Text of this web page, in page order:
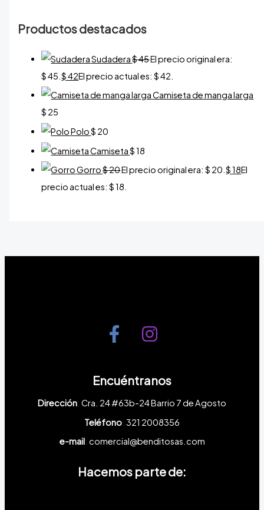
Productos destacados
Sudadera$45El precio original era:
$ 45.$42El precio actual es: $ 42.
Camiseta de manga larga
$ 25
Polo$ 20
Camiseta$18
Gorro$20El precio original era: $ 20.$18El
precio actual es: $ 18.
Encuéntranos
Dirección: Cra. 24 #63b-24Barrio 7 de Agosto
Teléfono: 321 2008356
e-mail: comercial@benditosas.com
Hacemos parte de: